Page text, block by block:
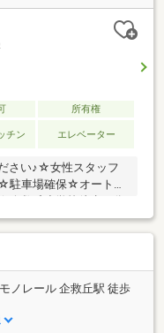
所有権
チン エレベーター
さい♪☆女性スタッフ
駐車場確保☆オートロ
ノレール 企救丘駅 徒歩